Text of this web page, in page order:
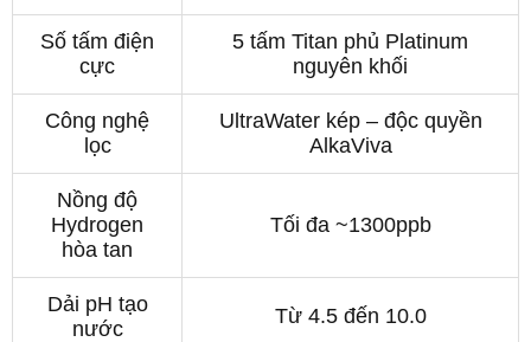
Số tấm điện
cực
5 tấm Titan phủ Platinum
nguyên khối
Công nghệ
lọc
UltraWater kép – độc quyền
AlkaViva
Nồng độ
Hydrogen
hòa tan
Tối đa ~1300ppb
Dải pH tạo
nước
Từ 4.5 đến 10.0